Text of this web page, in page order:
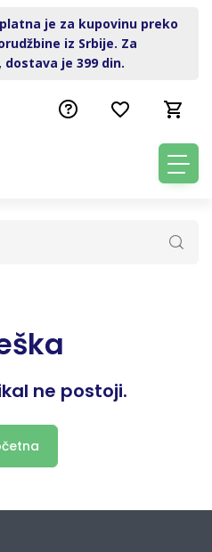
je za kupovinu preko
iz Srbije. Za
dostava je 399 din.
ne postoji.